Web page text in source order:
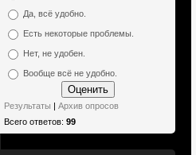
Да, всё удобно.
Есть некоторые проблемы.
Нет, не удобен.
Вообще всё не удобно.
Результаты
Архив опросов
Всего ответов: 99